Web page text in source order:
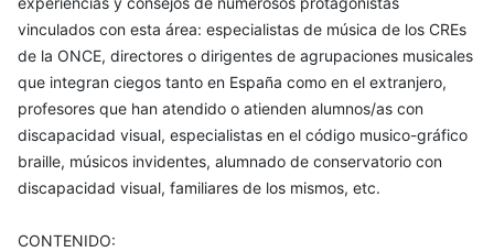
vinculados con esta área: especialistas de música de los CREs
de la ONCE, directores o dirigentes de agrupaciones musicales
que integran ciegos tanto en España como en el extranjero,
profesores que han atendido o atienden alumnos/as con
discapacidad visual, especialistas en el código musico-gráfico
braille, músicos invidentes, alumnado de conservatorio con
discapacidad visual, familiares de los mismos, etc.
CONTENIDO: